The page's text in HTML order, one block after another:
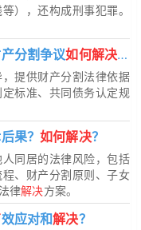
），还构成刑事犯罪。
分割争议如何解决？
提供财产分割法律依据
标准、共同债务认定规
果？如何解决？
同居的法律风险，包括
、财产分割原则、子女
律解决方案。
效应对和解决？